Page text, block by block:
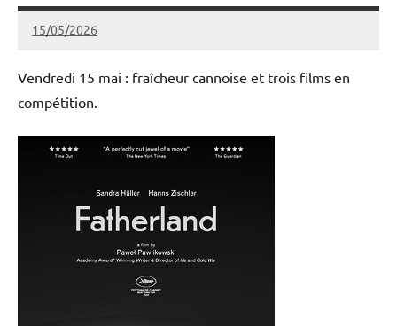
15/05/2026
Isabelle
Vendredi 15 mai : fraîcheur cannoise et trois films en
compétition.